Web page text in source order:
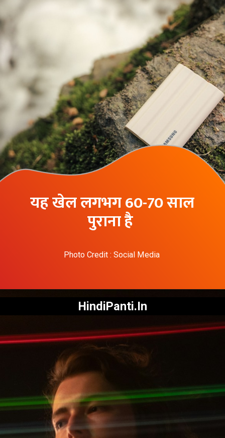
यह खेल लगभग 60-70 साल
पुराना है
Photo Credit : Social Media
HindiPanti.In